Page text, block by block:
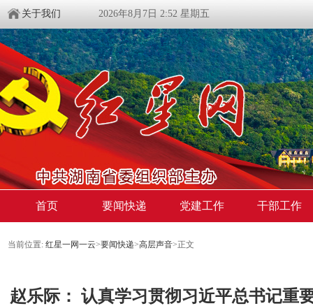
关于我们 2026年8月7日 2:52 星期五
首页 要闻快递 党建工作 干部工作
当前位置: 红星一网一云>要闻快递>高层声音>正文
赵乐际： 认真学习贯彻习近平总书记重